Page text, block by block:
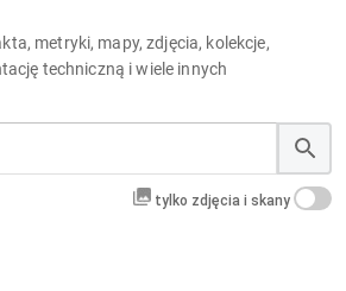
metryki, mapy, zdjęcia, kolekcje,
techniczną i wiele innych
tylko zdjęcia i skany